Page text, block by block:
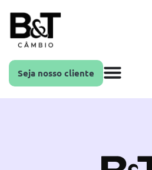
Seja nosso cliente